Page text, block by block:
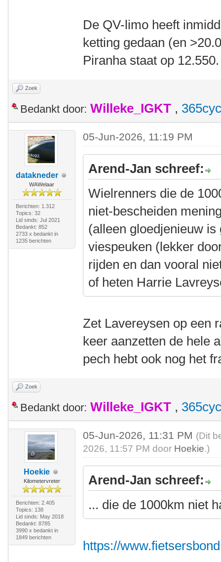
De QV-limo heeft
ketting gedaan (en
Piranha staat op
Zoek
Bedankt door: Willeke_IGKT ,
datakneder
WAWelaar
Berichten: 1.312
Topics: 32
Lid sinds: Jul 2021
Bedankt: 852
2733 x bedankt in
1235 berichten
05-Jun-2026, 11:19 PM
Arend-Jan schreef:
Wielrenners die de
niet-bescheiden
(alleen gloedjenieuw
viespeuken (lekker
rijden en dan vooral
of heten Harrie
Zet Lavereysen op een
keer aanzetten de hele
pech hebt ook nog het
Zoek
Bedankt door: Willeke_IGKT ,
Hoekie
Kilometervreter
Berichten: 2.405
Topics: 138
Lid sinds: May 2018
Bedankt: 8785
3990 x bedankt in
1849 berichten
05-Jun-2026, 11:31 PM (Dit
2026, 11:57 PM door Hoekie.)
Arend-Jan schreef:
... die de 1000km niet
https://